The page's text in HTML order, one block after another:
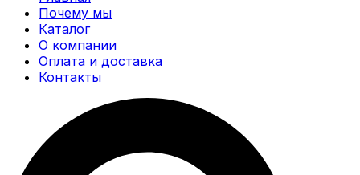
Почему мы
Каталог
О компании
Оплата и доставка
Контакты